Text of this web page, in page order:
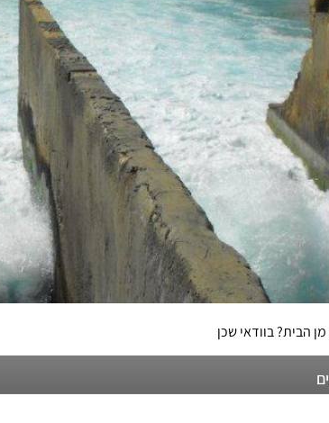
הבית? בוודאי שכן